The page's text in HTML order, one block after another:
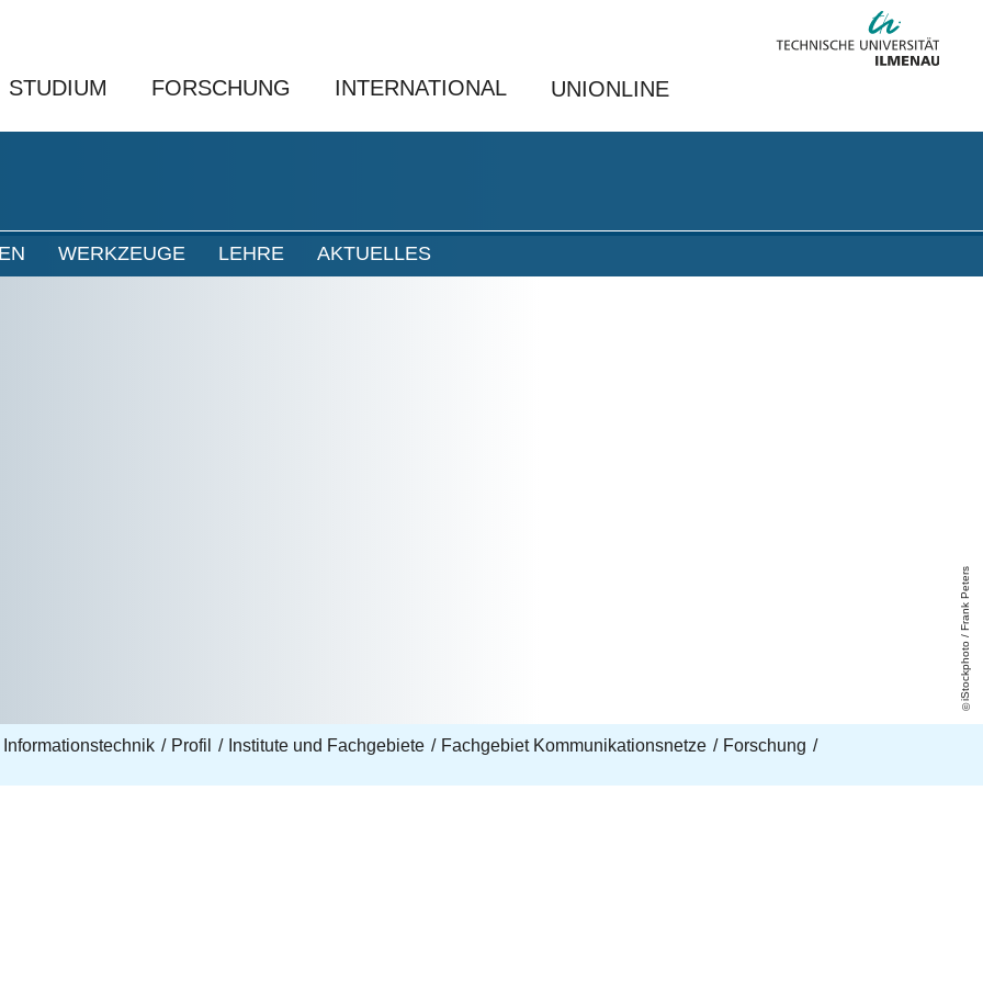
STUDIUM FORSCHUNG INTERNATIONAL UNIONLINE
WERKZEUGE LEHRE AKTUELLES
iStockphoto / Frank Peters
Profil Institute und Fachgebiete Fachgebiet Kommunikationsnetze
Forschung